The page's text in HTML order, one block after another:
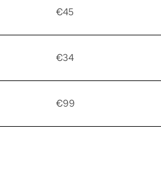
€45
€34
€99